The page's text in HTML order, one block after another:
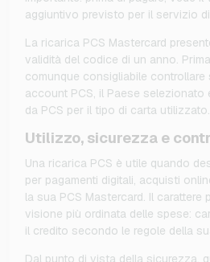
aggiuntivo previsto per il servizio
La ricarica PCS Mastercard
validità del codice di un anno.
comunque consigliabile
account PCS, il Paese
da PCS per il tipo di carta utilizzato.
Utilizzo, sicurezza e
Una ricarica PCS è utile quando
per pagamenti digitali, acquisti
la sua PCS Mastercard. Il carattere
visione più ordinata delle spese:
il credito secondo le regole della
Dal punto di vista della sicurezza,